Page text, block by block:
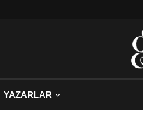
YAZARLAR